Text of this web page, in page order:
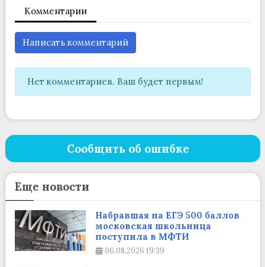
Комментарии
Написать комментарий
Нет комментариев. Ваш будет первым!
Сообщить об ошибке
Еще новости
Набравшая на ЕГЭ 500 баллов
московская школьница
поступила в МФТИ
06.08.2026 19:39